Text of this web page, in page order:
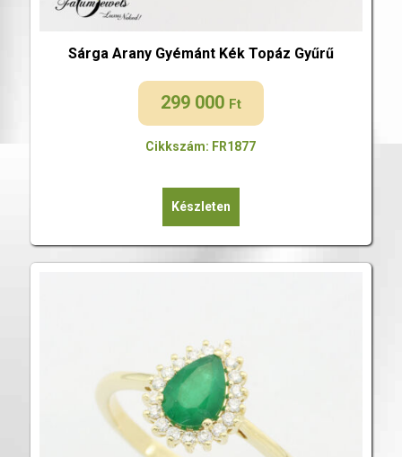
Sárga Arany Gyémánt Kék Topáz Gyűrű
299 000 Ft
Cikkszám: FR1877
Készleten